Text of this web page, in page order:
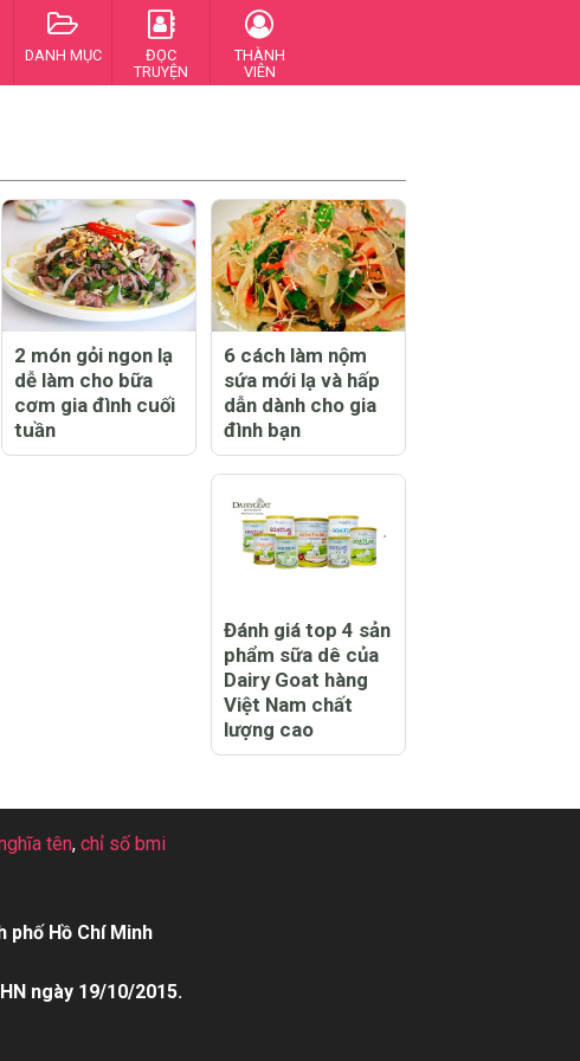
DANH MỤC
ĐỌC
TRUYỆN
THÀNH
VIÊN
2 món gỏi ngon lạ
dễ làm cho bữa
cơm gia đình cuối
tuần
6 cách làm nộm
sứa mới lạ và hấp
dẫn dành cho gia
đình bạn
Đánh giá top 4 sản
phẩm sữa dê của
Dairy Goat hàng
Việt Nam chất
lượng cao
tên, chỉ số bmi
phố Hồ Chí Minh
ngày 19/10/2015.